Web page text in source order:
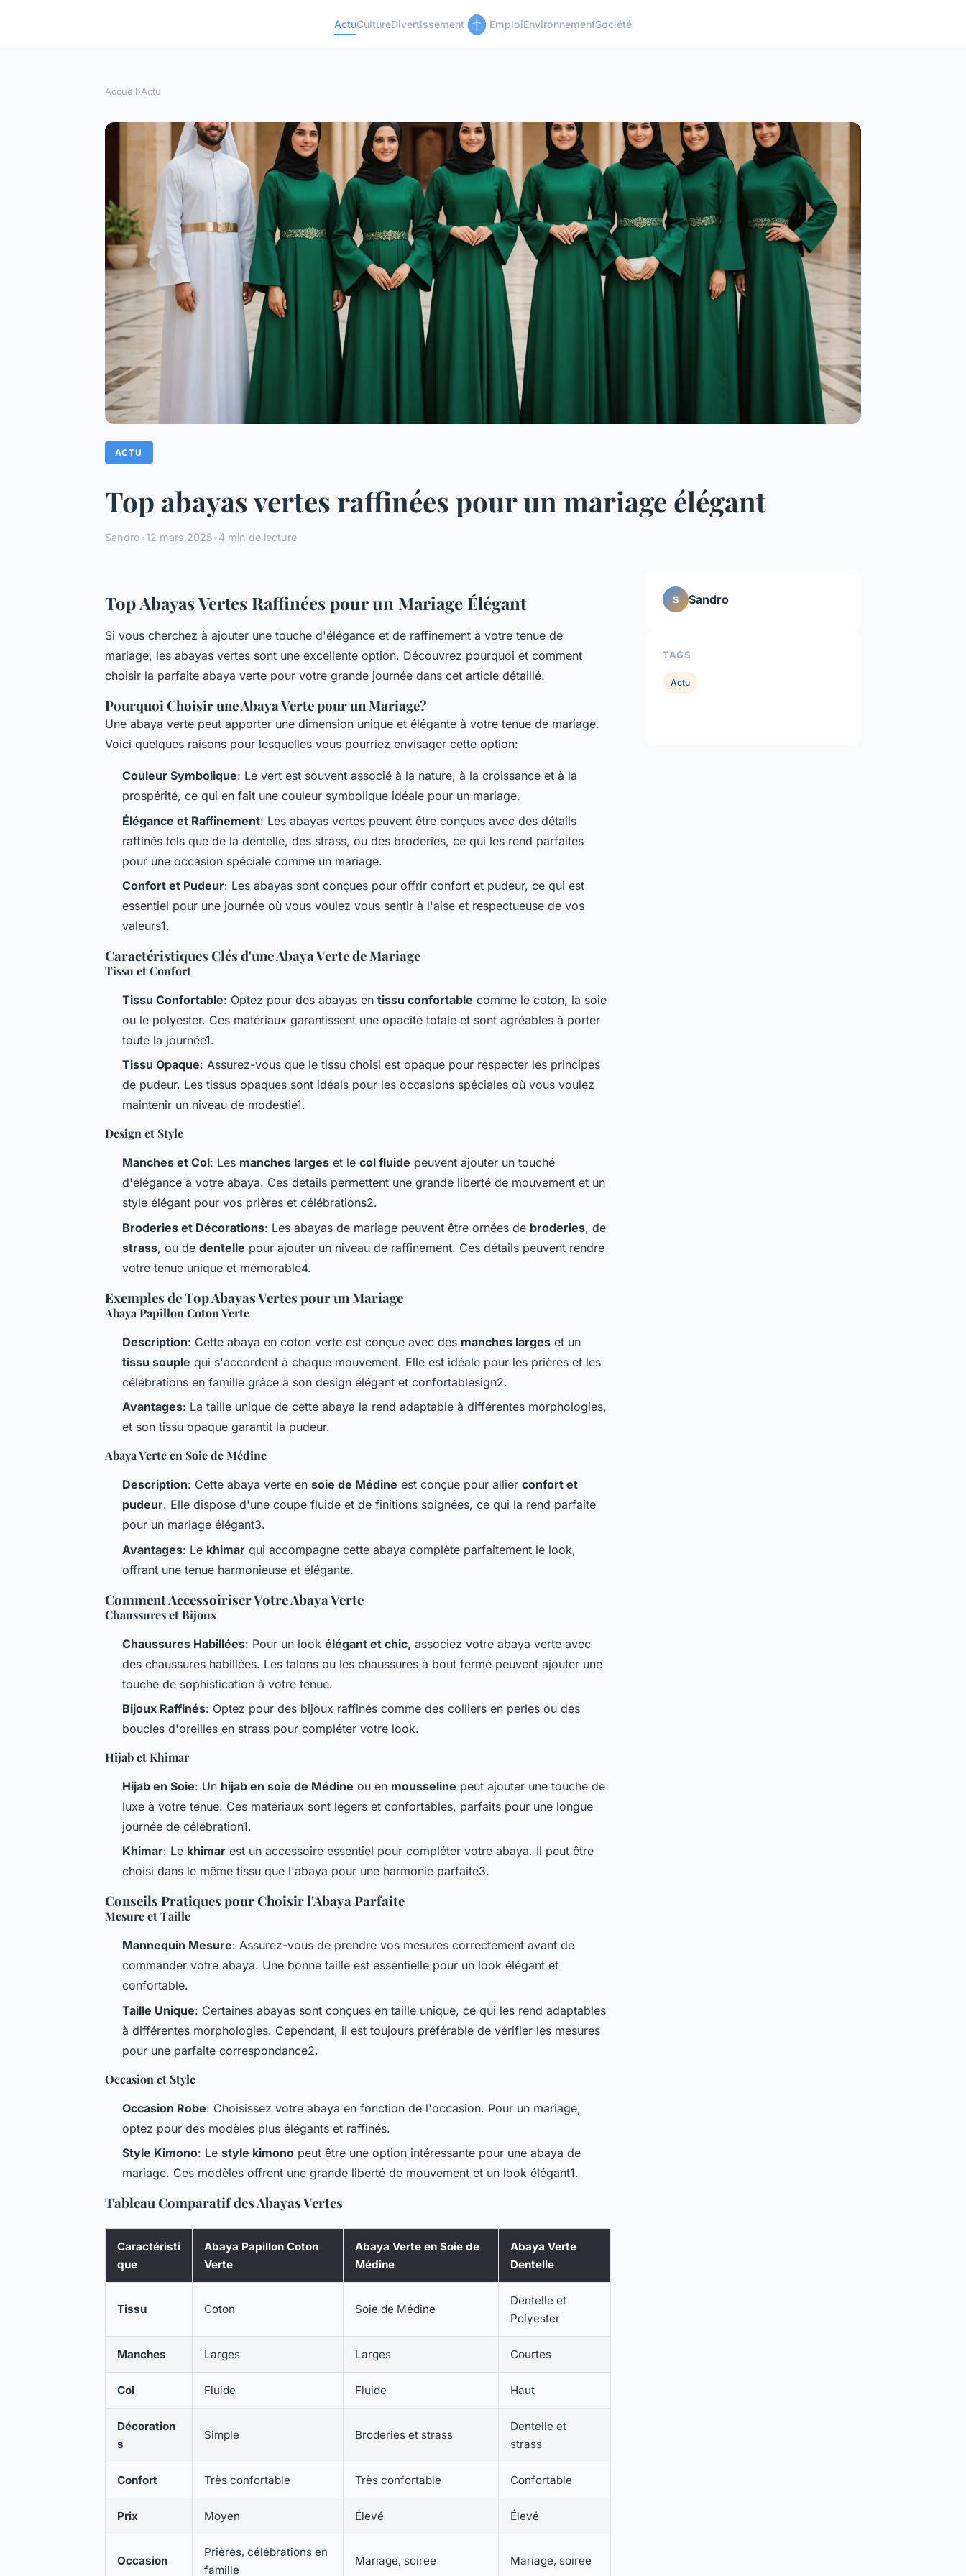
ActuCultureDivertissement EmploiEnvironnementSociété
Accueil›Actu
ACTU
Top abayas vertes raffinées pour un mariage élégant
Sandro•12 mars 2025•4 min de lecture
Top Abayas Vertes Raffinées pour un Mariage Élégant
Si vous cherchez à ajouter une touche d'élégance et de raffinement à votre tenue de
mariage, les abayas vertes sont une excellente option. Découvrez pourquoi et comment
choisir la parfaite abaya verte pour votre grande journée dans cet article détaillé.
Pourquoi Choisir une Abaya Verte pour un Mariage?
Une abaya verte peut apporter une dimension unique et élégante à votre tenue de mariage.
Voici quelques raisons pour lesquelles vous pourriez envisager cette option:
Couleur Symbolique: Le vert est souvent associé à la nature, à la croissance et à la
prospérité, ce qui en fait une couleur symbolique idéale pour un mariage.
Élégance et Raffinement: Les abayas vertes peuvent être conçues avec des détails
raffinés tels que de la dentelle, des strass, ou des broderies, ce qui les rend parfaites
pour une occasion spéciale comme un mariage.
Confort et Pudeur: Les abayas sont conçues pour offrir confort et pudeur, ce qui est
essentiel pour une journée où vous voulez vous sentir à l'aise et respectueuse de vos
valeurs1.
Caractéristiques Clés d'une Abaya Verte de Mariage
Tissu et Confort
Tissu Confortable: Optez pour des abayas en tissu confortable comme le coton, la soie
ou le polyester. Ces matériaux garantissent une opacité totale et sont agréables à porter
toute la journée1.
Tissu Opaque: Assurez-vous que le tissu choisi est opaque pour respecter les principes
de pudeur. Les tissus opaques sont idéals pour les occasions spéciales où vous voulez
maintenir un niveau de modestie1.
Design et Style
Manches et Col: Les manches larges et le col fluide peuvent ajouter un touché
d'élégance à votre abaya. Ces détails permettent une grande liberté de mouvement et un
style élégant pour vos prières et célébrations2.
Broderies et Décorations: Les abayas de mariage peuvent être ornées de broderies, de
strass, ou de dentelle pour ajouter un niveau de raffinement. Ces détails peuvent rendre
votre tenue unique et mémorable4.
Exemples de Top Abayas Vertes pour un Mariage
Abaya Papillon Coton Verte
Description: Cette abaya en coton verte est conçue avec des manches larges et un
tissu souple qui s'accordent à chaque mouvement. Elle est idéale pour les prières et les
célébrations en famille grâce à son design élégant et confortablesign2.
Avantages: La taille unique de cette abaya la rend adaptable à différentes morphologies,
et son tissu opaque garantit la pudeur.
Abaya Verte en Soie de Médine
Description: Cette abaya verte en soie de Médine est conçue pour allier confort et
pudeur. Elle dispose d'une coupe fluide et de finitions soignées, ce qui la rend parfaite
pour un mariage élégant3.
Avantages: Le khimar qui accompagne cette abaya complète parfaitement le look,
offrant une tenue harmonieuse et élégante.
Comment Accessoiriser Votre Abaya Verte
Chaussures et Bijoux
Chaussures Habillées: Pour un look élégant et chic, associez votre abaya verte avec
des chaussures habillées. Les talons ou les chaussures à bout fermé peuvent ajouter une
touche de sophistication à votre tenue.
Bijoux Raffinés: Optez pour des bijoux raffinés comme des colliers en perles ou des
boucles d'oreilles en strass pour compléter votre look.
Hijab et Khimar
Hijab en Soie: Un hijab en soie de Médine ou en mousseline peut ajouter une touche de
luxe à votre tenue. Ces matériaux sont légers et confortables, parfaits pour une longue
journée de célébration1.
Khimar: Le khimar est un accessoire essentiel pour compléter votre abaya. Il peut être
choisi dans le même tissu que l'abaya pour une harmonie parfaite3.
Conseils Pratiques pour Choisir l'Abaya Parfaite
Mesure et Taille
Mannequin Mesure: Assurez-vous de prendre vos mesures correctement avant de
commander votre abaya. Une bonne taille est essentielle pour un look élégant et
confortable.
Taille Unique: Certaines abayas sont conçues en taille unique, ce qui les rend adaptables
à différentes morphologies. Cependant, il est toujours préférable de vérifier les mesures
pour une parfaite correspondance2.
Occasion et Style
Occasion Robe: Choisissez votre abaya en fonction de l'occasion. Pour un mariage,
optez pour des modèles plus élégants et raffinés.
Style Kimono: Le style kimono peut être une option intéressante pour une abaya de
mariage. Ces modèles offrent une grande liberté de mouvement et un look élégant1.
Tableau Comparatif des Abayas Vertes
Caractéristi
que
Abaya Papillon Coton
Verte
Abaya Verte en Soie de
Médine
Abaya Verte
Dentelle
Tissu Coton Soie de Médine
Dentelle et
Polyester
Manches Larges Larges Courtes
Col Fluide Fluide Haut
Décoration
s
Simple Broderies et strass
Dentelle et
strass
Confort Très confortable Très confortable Confortable
Prix Moyen Élevé Élevé
Occasion
Prières, célébrations en
famille
Mariage, soiree Mariage, soiree
S Sandro
TAGS
Actu